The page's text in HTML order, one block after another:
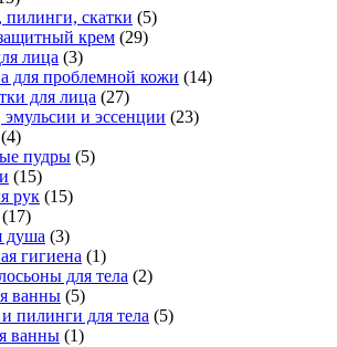
скатки (5)
крем (29)
лица (3)
для проблемной кожи (14)
для лица (27)
и эссенции (23)
(4)
пудры (5)
(15)
рук (15)
(17)
душа (3)
гигиена (1)
для тела (2)
ванны (5)
пилинги для тела (5)
ванны (1)